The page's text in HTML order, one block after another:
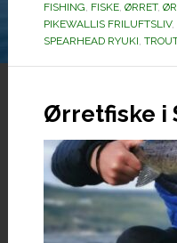
FISHING, FISKE, ØRRET,
PIKEWALLIS FRILUFTSLIV,
SPEARHEAD RYUKI,
Ørretfiske i